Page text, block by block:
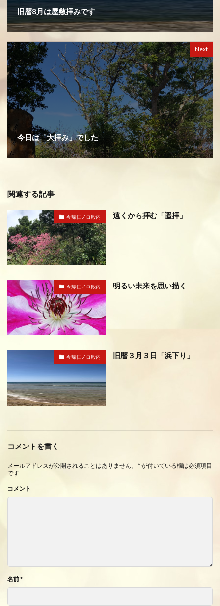
旧暦8月は屋敷拝みです
Next
今日は「大拝み」でした
関連する記事
今帰仁ノロ殿内 遠くから拝む「遥拝」
今帰仁ノロ殿内 明るい未来を思い描く
今帰仁ノロ殿内 旧暦３月３日「浜下り」
コメントを書く
メールアドレスが公開されることはありません。 *が付いている欄は必須項目
です
コメント
名前*